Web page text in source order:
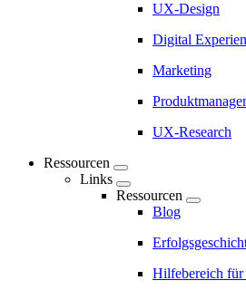
UX-Design
Digital
Marketing
UX-Research
Ressourcen
Links
Ressourcen
Blog
Hilfebereich